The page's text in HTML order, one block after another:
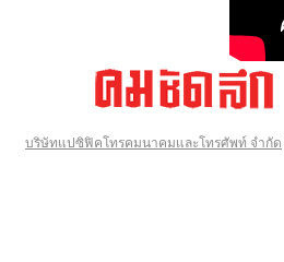
บริษัทแปซิฟิคโทรคมนาคมและโทรศัพท์ จำกัด